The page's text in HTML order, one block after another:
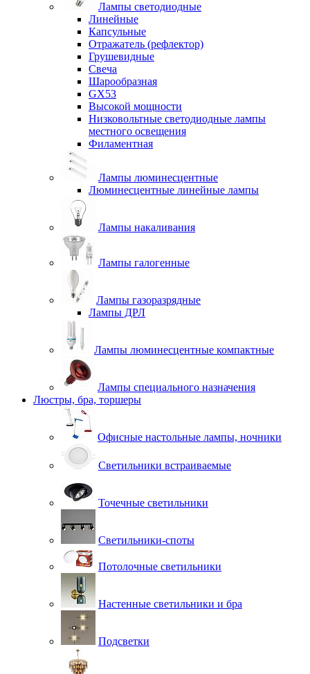
Лампы светодиодные
Линейные
Капсульные
Отражатель (рефлектор)
Грушевидные
Свеча
Шарообразная
GX53
Высокой мощности
Низковольтные светодиодные лампы
местного освещения
Филаментная
Лампы люминесцентные
Люминесцентные линейные лампы
Лампы накаливания
Лампы галогенные
Лампы газоразрядные
Лампы ДРЛ
Лампы люминесцентные компактные
Лампы специального назначения
Люстры, бра, торшеры
Офисные настольные лампы, ночники
Светильники встраиваемые
Точечные светильники
Светильники-споты
Потолочные светильники
Настенные светильники и бра
Подсветки